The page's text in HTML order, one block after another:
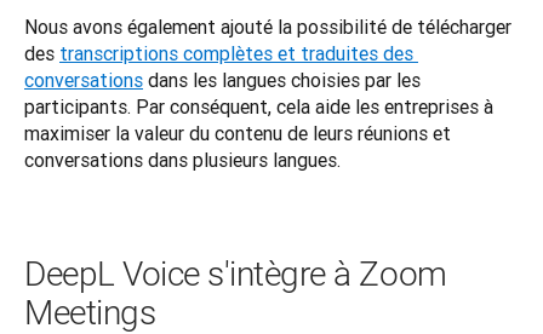
Nous avons également ajouté la possibilité de télécharger
des transcriptions complètes et traduites des
conversations dans les langues choisies par les
participants. Par conséquent, cela aide les entreprises à
maximiser la valeur du contenu de leurs réunions et
conversations dans plusieurs langues.
DeepL Voice s'intègre à Zoom
Meetings